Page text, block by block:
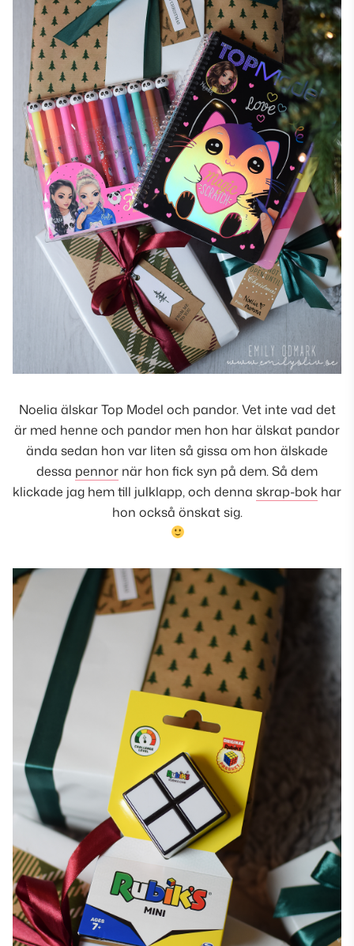
Noelia älskar Top Model och pandor. Vet inte vad det
är med henne och pandor men hon har älskat pandor
ända sedan hon var liten så gissa om hon älskade
dessa pennor när hon fick syn på dem. Så dem
klickade jag hem till julklapp, och denna skrap-bok har
hon också önskat sig.